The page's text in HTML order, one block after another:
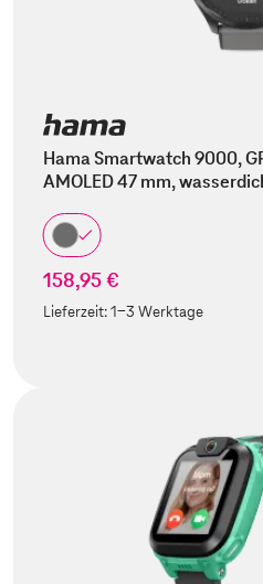
Hama Smartwatch 9000,
AMOLED 47 mm,
158,95 €
Lieferzeit:1-3 Werktage